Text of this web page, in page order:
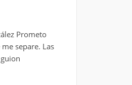
Prometo
separe. Las